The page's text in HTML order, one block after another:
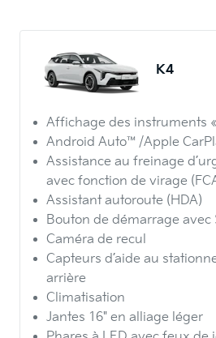
K4
Affichage des instruments
Android Auto™/Apple
Assistance au freinage
avec fonction de virage
Assistant autoroute (HDA)
Bouton de démarrage avec
Caméra de recul
Capteurs d’aide au
arrière
Climatisation
Jantes 16" en alliage léger